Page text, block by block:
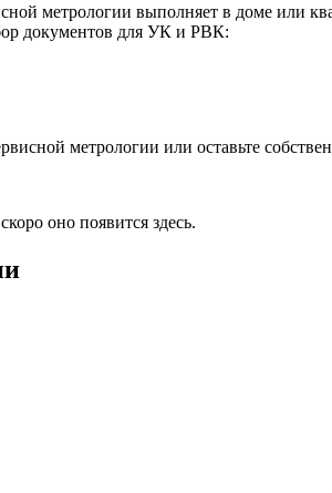
метрологии выполняет в доме или
документов для УК и РВК:
метрологии или оставьте
оно появится здесь.